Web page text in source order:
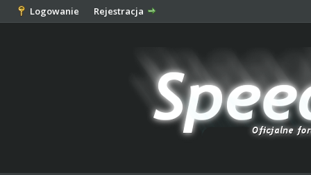
Logowanie Rejestracja